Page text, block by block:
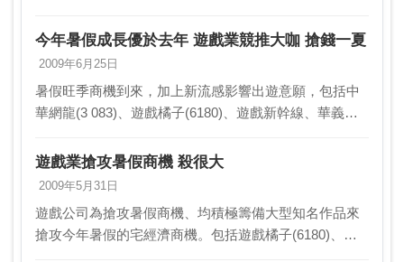
假都有一波暑期受惠股的拉升行情，近日在線上遊戲股
網龍…
今年暑假成長優於去年 遊戲業競推大咖 搶錢一夏
2009年6月25日
暑假旺季商機到來，加上新流感影響出遊意願，包括中
華網龍(3 083)、遊戲橘子(6180)、遊戲新幹線、華義國
都打算以大型遊戲競逐旺季商…
遊戲業搶攻暑假商機 殺很大
2009年5月31日
遊戲公司為搶攻暑假商機、均積極籌備大型知名作品來
搶攻今年暑假的宅經濟商機。包括遊戲橘子(6180)、智